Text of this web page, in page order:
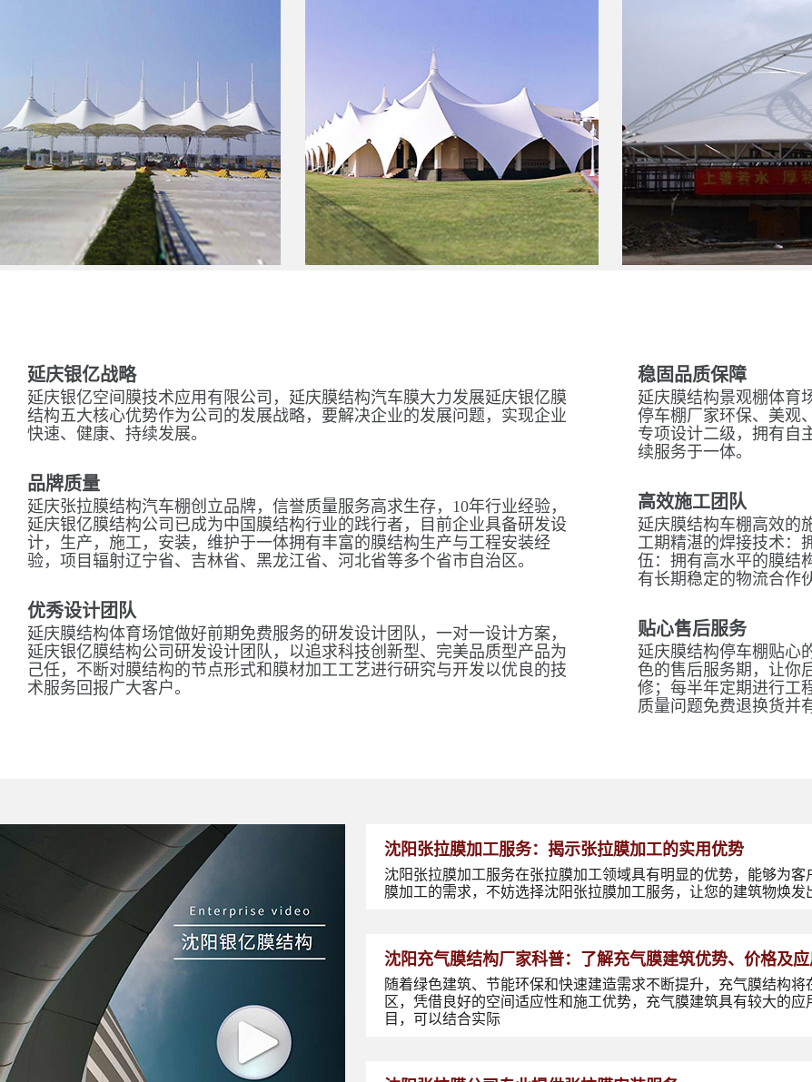
延庆银亿战略
延庆银亿空间膜技术应用有限公司，延庆膜结构汽车膜大力发展延庆银亿膜
结构五大核心优势作为公司的发展战略，要解决企业的发展问题，实现企业
快速、健康、持续发展。
品牌质量
延庆张拉膜结构汽车棚创立品牌，信誉质量服务高求生存，10年行业经验，
延庆银亿膜结构公司已成为中国膜结构行业的践行者，目前企业具备研发设
计，生产，施工，安装，维护于一体拥有丰富的膜结构生产与工程安装经
验，项目辐射辽宁省、吉林省、黑龙江省、河北省等多个省市自治区。
优秀设计团队
延庆膜结构体育场馆做好前期免费服务的研发设计团队，一对一设计方案，
延庆银亿膜结构公司研发设计团队，以追求科技创新型、完美品质型产品为
己任，不断对膜结构的节点形式和膜材加工工艺进行研究与开发以优良的技
术服务回报广大客户。
稳固品质保障
延庆膜结构景观棚体育
停车棚厂家环保、美观
专项设计二级，拥有自
续服务于一体。
高效施工团队
延庆膜结构车棚高效的
工期精湛的焊接技术：
伍：拥有高水平的膜结
有长期稳定的物流合作
贴心售后服务
延庆膜结构停车棚贴心
色的售后服务期，让你
修；每半年定期进行工
质量问题免费退换货并
沈阳张拉膜加工服务：揭示张拉膜加工的实用优势
沈阳张拉膜加工服务在张拉膜加工领域具有明显的优势，能够为
膜加工的需求，不妨选择沈阳张拉膜加工服务，让您的建筑物焕发
沈阳充气膜结构厂家科普：了解充气膜建筑优势、价格及
随着绿色建筑、节能环保和快速建造需求不断提升，充气膜结构
区，凭借良好的空间适应性和施工优势，充气膜建筑具有较大的
目，可以结合实际